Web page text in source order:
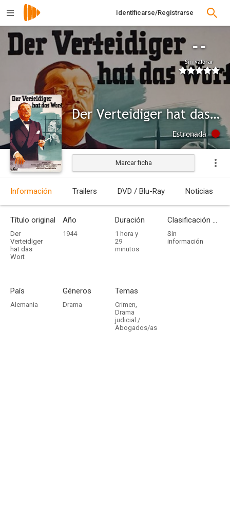
Identificarse/Registrarse
--
Sin valorar
Der Verteidiger hat das Wort
Estrenada
Marcar ficha
Información Trailers DVD / Blu-Ray Noticias
Título original
Der
Verteidiger
hat das
Wort
Año
1944
Duración
1 hora y
29
minutos
Clasificación por edades
Sin
información
País
Alemania
Géneros
Drama
Temas
Crimen,
Drama
judicial /
Abogados/as